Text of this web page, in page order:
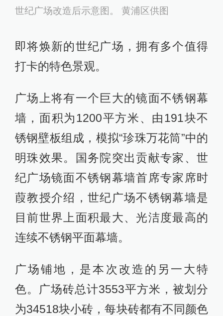
世纪广场改造后示意图。 黄浦区供图
即将焕新的世纪广场，拥有多个值得
打卡的特色景观。
广场上将有一个巨大的镜面不锈钢幕
墙，面积为1200平方米、由191块不
锈钢壁板组成，模拟“珍珠万花筒”中的
明珠效果。国务院突出贡献专家、世
纪广场镜面不锈钢幕墙首席专家席时
葭教授介绍，世纪广场不锈钢幕墙是
目前世界上面积最大、光洁度最高的
连续不锈钢平面幕墙。
广场铺地，是本次改造的另一大特
色。广场砖总计3553平方米，被划分
为34518块小砖，每块砖都有不同颜色